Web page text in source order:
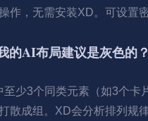
作，无需安装XD。可设置
的AI布局建议是灰色的？
少3个同类元素（如3个卡
散成组。XD会分析排列规